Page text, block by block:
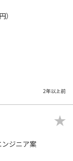
2年以上前
ジニア案